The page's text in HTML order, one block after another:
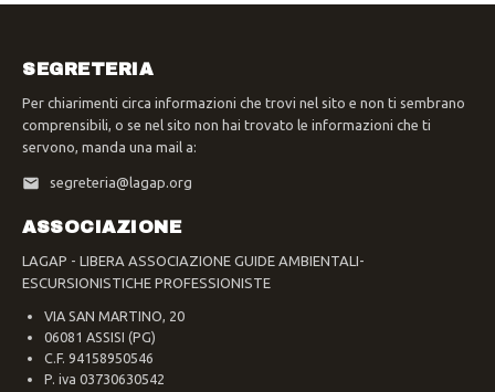
SEGRETERIA
Per chiarimenti circa informazioni che trovi nel sito e non ti sembrano
comprensibili, o se nel sito non hai trovato le informazioni che ti
servono, manda una mail a:
segreteria@lagap.org
ASSOCIAZIONE
LAGAP - LIBERA ASSOCIAZIONE GUIDE AMBIENTALI-
ESCURSIONISTICHE PROFESSIONISTE
VIA SAN MARTINO, 20
06081 ASSISI (PG)
C.F. 94158950546
P. iva 03730630542